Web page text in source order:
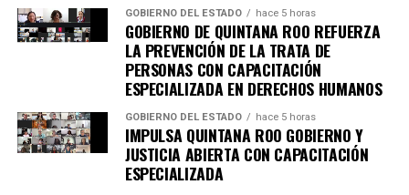
GOBIERNO DEL ESTADO hace 5 horas
GOBIERNO DE QUINTANA ROO REFUERZA
LA PREVENCIÓN DE LA TRATA DE
PERSONAS CON CAPACITACIÓN
ESPECIALIZADA EN DERECHOS HUMANOS
GOBIERNO DEL ESTADO hace 5 horas
IMPULSA QUINTANA ROO GOBIERNO Y
JUSTICIA ABIERTA CON CAPACITACIÓN
ESPECIALIZADA